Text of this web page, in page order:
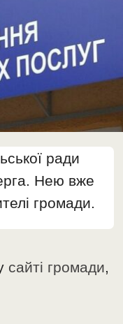
ради
Нею вже
громади.
сайті громади,